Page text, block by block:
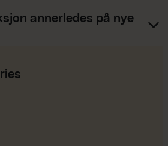
annerledes på nye